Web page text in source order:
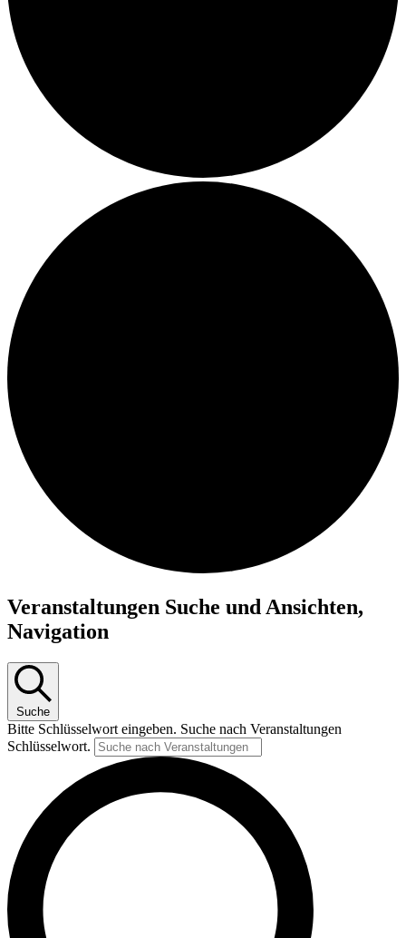
Veranstaltungen
für
4.
Januar
2025
Veranstaltungen Suche und Ansichten,
Navigation
Suche
Bitte Schlüsselwort eingeben. Suche nach Veranstaltungen
Schlüsselwort.